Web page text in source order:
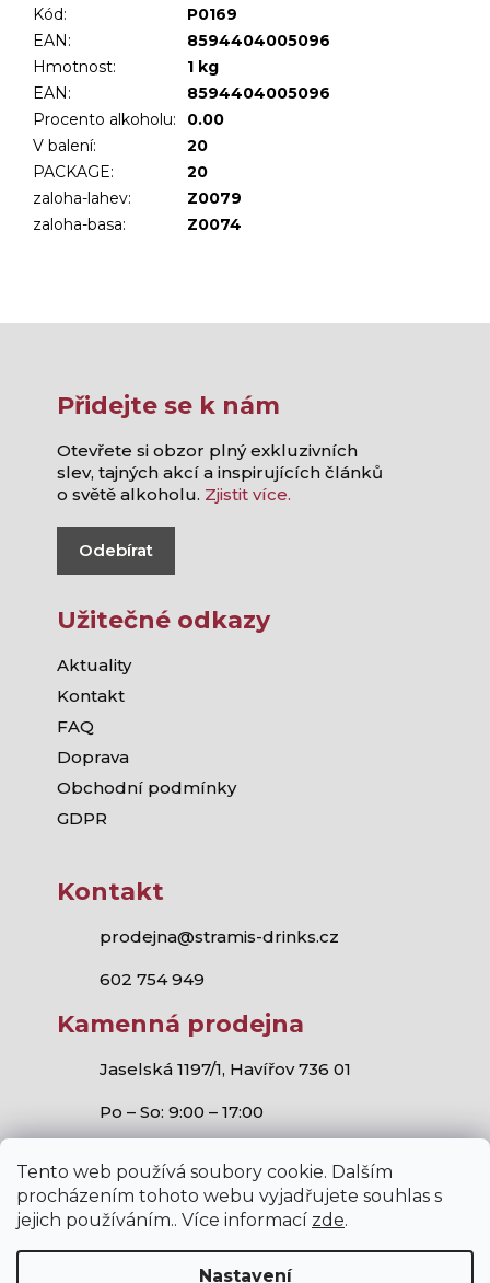
Tento web používá soubory cookie. Dalším
procházením tohoto webu vyjadřujete souhlas s
jejich používáním.. Více informací zde.
Nastavení
Kód:
P0169
EAN:
8594404005096
Hmotnost:
1 kg
EAN:
8594404005096
Procento alkoholu:
0.00
V balení:
20
PACKAGE:
20
zaloha-lahev:
Z0079
zaloha-basa: Z0074
Přidejte se k nám
Otevřete si obzor plný exkluzivních
slev, tajných akcí a inspirujících článků
o světě alkoholu. Zjistit více.
Odebírat
Užitečné odkazy
Aktuality
Kontakt
FAQ
Doprava
Obchodní podmínky
GDPR
Kontakt
prodejna@stramis-drinks.cz
602 754 949
Kamenná prodejna
Jaselská 1197/1, Havířov 736 01
Po – So: 9:00 – 17:00
Stramis.cz všechna práva vyhrazena.
Studio S!cka